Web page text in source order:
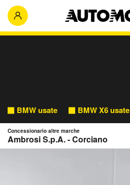
BMW usate BMW X6 usate
Concessionario altre marche
Ambrosi S.p.A. - Corciano